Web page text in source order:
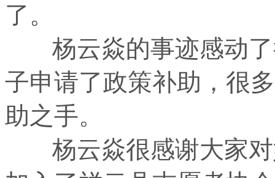
了。
杨云焱的事迹感动了
子申请了政策补助，很
助之手。
杨云焱很感谢大家对